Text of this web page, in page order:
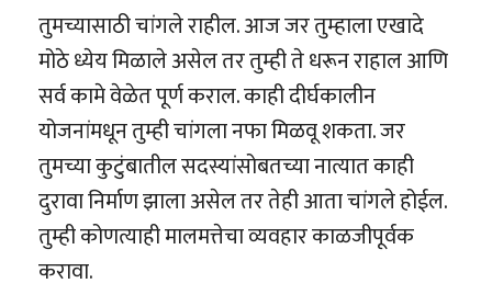
तुमच्यासाठी चांगले राहील. आज जर तुम्हाला एखादे
मोठे ध्येय मिळाले असेल तर तुम्ही ते धरून राहाल आणि
सर्व कामे वेळेत पूर्ण कराल. काही दीर्घकालीन
योजनांमधून तुम्ही चांगला नफा मिळवू शकता. जर
तुमच्या कुटुंबातील सदस्यांसोबतच्या नात्यात काही
दुरावा निर्माण झाला असेल तर तेही आता चांगले होईल.
तुम्ही कोणत्याही मालमत्तेचा व्यवहार काळजीपूर्वक
करावा.